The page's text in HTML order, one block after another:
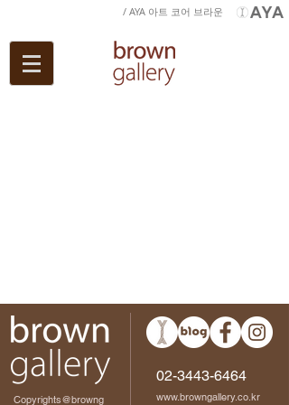
/ AYA 아트 코어 브라운
02-3443-6464
www.browngallery.co.kr
Copyrights@browng